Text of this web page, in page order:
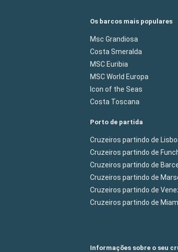
Os barcos mais populares
Msc Grandiosa
Costa Smeralda
MSC Euribia
MSC World Europa
Icon of the Seas
Costa Toscana
Porto de partida
Cruzeiros partindo de
Cruzeiros partindo de
Cruzeiros partindo de
Cruzeiros partindo de
Cruzeiros partindo de
Cruzeiros partindo de Miam
Informações sobre o seu